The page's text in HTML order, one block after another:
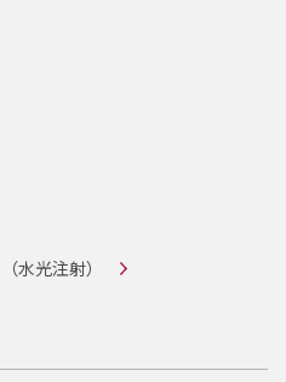
（水光注射）